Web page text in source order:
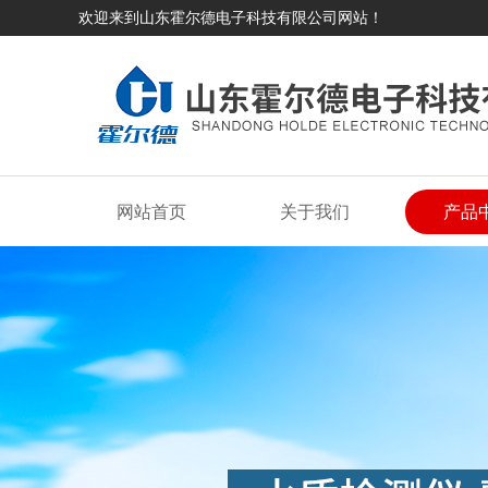
欢迎来到山东霍尔德电子科技有限公司网站！
网站首页 关于我们 产品